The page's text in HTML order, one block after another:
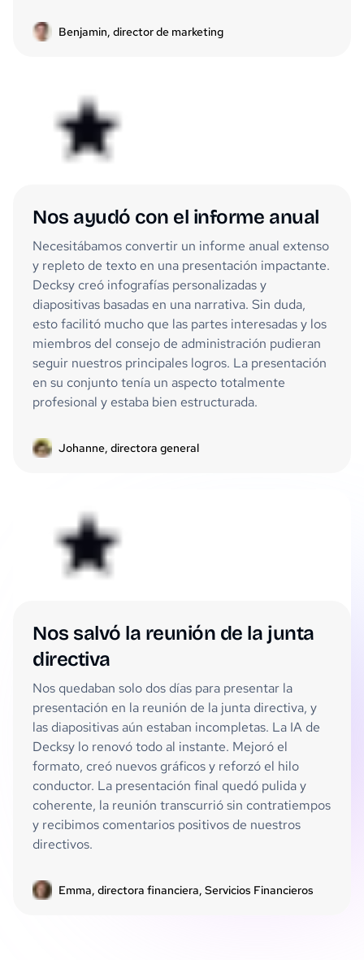
Benjamin, director de marketing
Nos ayudó con el informe anual
Necesitábamos convertir un informe anual extenso
y repleto de texto en una presentación impactante.
Decksy creó infografías personalizadas y
diapositivas basadas en una narrativa. Sin duda,
esto facilitó mucho que las partes interesadas y los
miembros del consejo de administración pudieran
seguir nuestros principales logros. La presentación
en su conjunto tenía un aspecto totalmente
profesional y estaba bien estructurada.
Johanne, directora general
Nos salvó la reunión de la junta
directiva
Nos quedaban solo dos días para presentar la
presentación en la reunión de la junta directiva, y
las diapositivas aún estaban incompletas. La IA de
Decksy lo renovó todo al instante. Mejoró el
formato, creó nuevos gráficos y reforzó el hilo
conductor. La presentación final quedó pulida y
coherente, la reunión transcurrió sin contratiempos
y recibimos comentarios positivos de nuestros
directivos.
Emma, directora financiera, Servicios Financieros